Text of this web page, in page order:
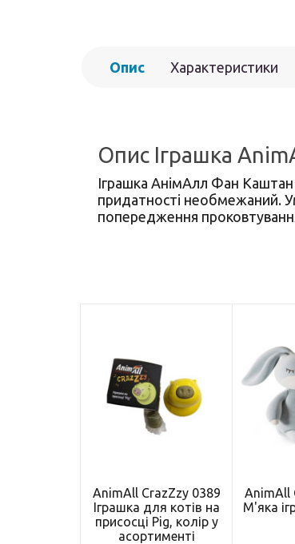
Опис Характеристики
Опис Іграшка
Іграшка АнімАлл Фан Каштан
придатності необмежаний.
попередження
AnimAll CrazZzy 0389
Іграшка для котів на
присосці Pig, колір у
асортименті
AnimAll
М'яка